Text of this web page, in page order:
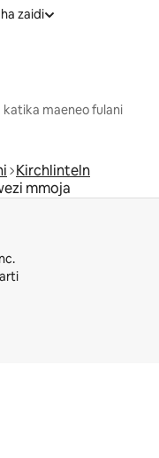
zaidi
katika maeneo fulani
Kirchlinteln
mmoja